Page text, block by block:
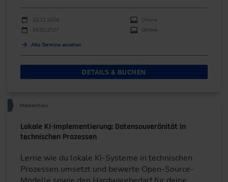
Durchführungen
Veranstaltungsdatum
12.11.2026
Online
16.03.2027
Online
Alle Termine ansehen
DETAILS & BUCHEN
Masterclass
Lokale KI-Implementierung: Datensouveränität in
technischen Prozessen
Lerne wie du lokale KI-Systeme in technischen
Prozessen umsetzt und bewerte Open-Source-